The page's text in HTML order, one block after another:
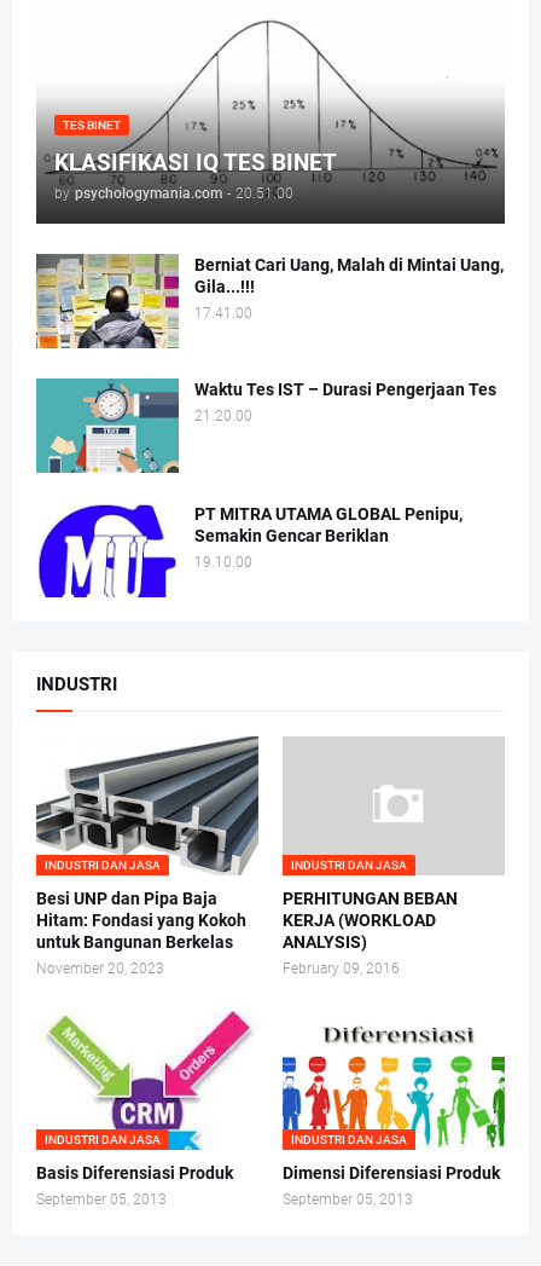
TES BINET
KLASIFIKASI IQ TES BINET
by psychologymania.com - 20.51.00
Berniat Cari Uang, Malah di Mintai Uang,
Gila...!!!
17.41.00
Waktu Tes IST – Durasi Pengerjaan Tes
21.20.00
PT MITRA UTAMA GLOBAL Penipu,
Semakin Gencar Beriklan
19.10.00
INDUSTRI
INDUSTRI DAN JASA
Besi UNP dan Pipa Baja
Hitam: Fondasi yang Kokoh
untuk Bangunan Berkelas
November 20, 2023
INDUSTRI DAN JASA
PERHITUNGAN BEBAN
KERJA (WORKLOAD
ANALYSIS)
February 09, 2016
INDUSTRI DAN JASA
Basis Diferensiasi Produk
September 05, 2013
INDUSTRI DAN JASA
Dimensi Diferensiasi Produk
September 05, 2013